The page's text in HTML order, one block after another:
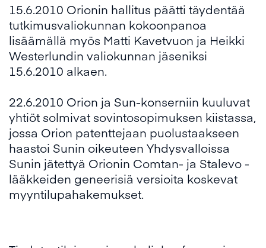
15.6.2010 Orionin hallitus päätti täydentää
tutkimusvaliokunnan kokoonpanoa
lisäämällä myös Matti Kavetvuon ja Heikki
Westerlundin valiokunnan jäseniksi
15.6.2010 alkaen.
22.6.2010 Orion ja Sun-konserniin kuuluvat
yhtiöt solmivat sovintosopimuksen kiistassa,
jossa Orion patenttejaan puolustaakseen
haastoi Sunin oikeuteen Yhdysvalloissa
Sunin jätettyä Orionin Comtan- ja Stalevo -
lääkkeiden geneerisiä versioita koskevat
myyntilupahakemukset.